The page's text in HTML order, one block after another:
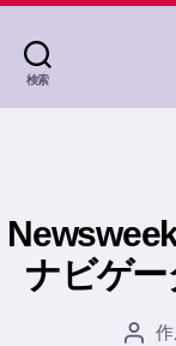
検索
ナビゲー
投